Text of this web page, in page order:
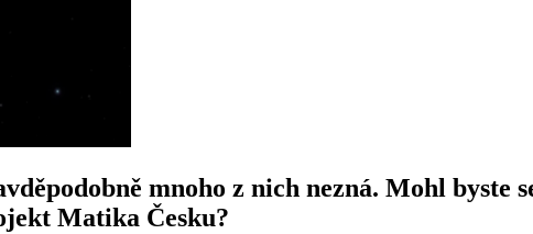
mnoho z nich nezná. Mohl byste
Matika Česku?